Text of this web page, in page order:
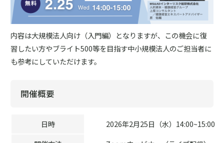
内容は大規模法人向け（入門編）となりますが、この機会に復
習したい方やブライト500等を目指す中小規模法人のご担当者に
も参考にしていただけます。
開催概要
日時
2026年2月25日（水）14:00~15:00